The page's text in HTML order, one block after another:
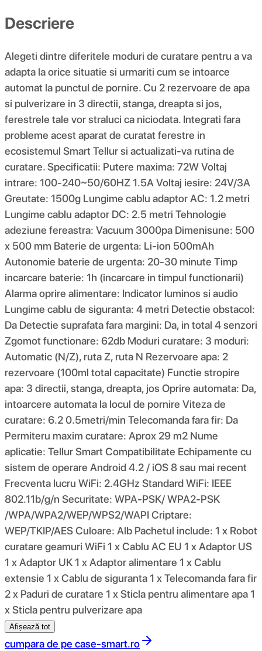
Descriere
Alegeti dintre diferitele moduri de curatare pentru a va
adapta la orice situatie si urmariti cum se intoarce
automat la punctul de pornire. Cu 2 rezervoare de apa
si pulverizare in 3 directii, stanga, dreapta si jos,
ferestrele tale vor straluci ca niciodata. Integrati fara
probleme acest aparat de curatat ferestre in
ecosistemul Smart Tellur si actualizati-va rutina de
curatare. Specificatii: Putere maxima: 72W Voltaj
intrare: 100-240~50/60HZ 1.5A Voltaj iesire: 24V/3A
Greutate: 1500g Lungime cablu adaptor AC: 1.2 metri
Lungime cablu adaptor DC: 2.5 metri Tehnologie
adeziune fereastra: Vacuum 3000pa Dimenisune: 500
x 500 mm Baterie de urgenta: Li-ion 500mAh
Autonomie baterie de urgenta: 20-30 minute Timp
incarcare baterie: 1h (incarcare in timpul functionarii)
Alarma oprire alimentare: Indicator luminos si audio
Lungime cablu de siguranta: 4 metri Detectie obstacol:
Da Detectie suprafata fara margini: Da, in total 4 senzori
Zgomot functionare: 62db Moduri curatare: 3 moduri:
Automatic (N/Z), ruta Z, ruta N Rezervoare apa: 2
rezervoare (100ml total capacitate) Functie stropire
apa: 3 directii, stanga, dreapta, jos Oprire automata: Da,
intoarcere automata la locul de pornire Viteza de
curatare: 6.2 0.5metri/min Telecomanda fara fir: Da
Permiteru maxim curatare: Aprox 29 m2 Nume
aplicatie: Tellur Smart Compatibilitate Echipamente cu
sistem de operare Android 4.2 / iOS 8 sau mai recent
Frecventa lucru WiFi: 2.4GHz Standard WiFi: IEEE
802.11b/g/n Securitate: WPA-PSK/ WPA2-PSK
/WPA/WPA2/WEP/WPS2/WAPI Criptare:
WEP/TKIP/AES Culoare: Alb Pachetul include: 1 x Robot
curatare geamuri WiFi 1 x Cablu AC EU 1 x Adaptor US
1 x Adaptor UK 1 x Adaptor alimentare 1 x Cablu
extensie 1 x Cablu de siguranta 1 x Telecomanda fara fir
2 x Paduri de curatare 1 x Sticla pentru alimentare apa 1
x Sticla pentru pulverizare apa
Afișează tot
cumpara de pe case-smart.ro